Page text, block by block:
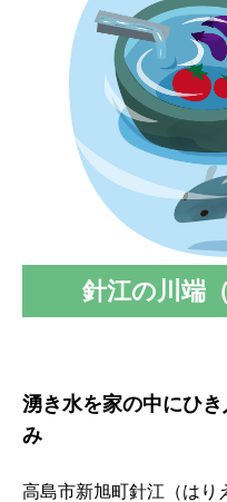
針江の川端
湧き水を家の中にひ
み
⾼島市新旭町針江（はり